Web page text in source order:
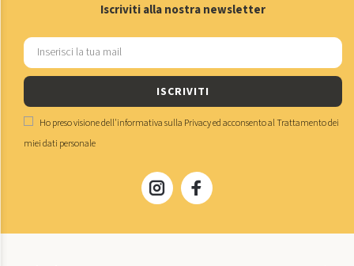
Iscriviti alla nostra newsletter
ISCRIVITI
Ho preso visione dell'informativa sulla Privacyed acconsento alTrattamento dei
miei dati personale